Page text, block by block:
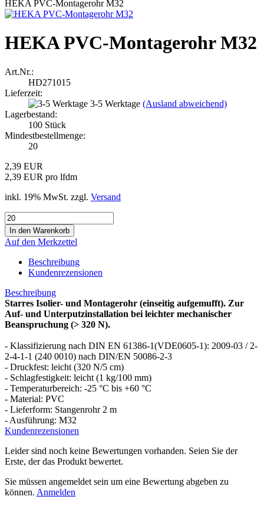
HEKA PVC-Montagerohr M32
HEKA PVC-Montagerohr M32
Art.Nr.:
HD271015
Lieferzeit:
3-5 Werktage (Ausland abweichend)
Lagerbestand:
100 Stück
Mindestbestellmenge:
20
2,39 EUR
2,39 EUR pro lfdm
inkl. 19% MwSt. zzgl. Versand
Auf den Merkzettel
Beschreibung
Kundenrezensionen
Beschreibung
Starres Isolier- und Montagerohr (einseitig aufgemufft). Zur
Auf- und Unterputzinstallation bei leichter mechanischer
Beanspruchung (> 320 N).
- Klassifizierung nach DIN EN 61386-1(VDE0605-1): 2009-03 / 2-
2-4-1-1 (240 0010) nach DIN/EN 50086-2-3
- Druckfest: leicht (320 N/5 cm)
- Schlagfestigkeit: leicht (1 kg/100 mm)
- Temperaturbereich: -25 °C bis +60 °C
- Material: PVC
- Lieferform: Stangenrohr 2 m
- Ausführung: M32
Kundenrezensionen
Leider sind noch keine Bewertungen vorhanden. Seien Sie der
Erste, der das Produkt bewertet.
Sie müssen angemeldet sein um eine Bewertung abgeben zu
können. Anmelden